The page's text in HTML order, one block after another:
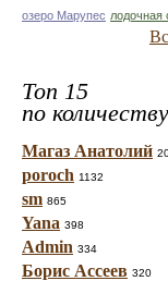
озеро Марупес лодочная
Топ 15
по
Магаз Анатолий
poroch 1132
sm 865
Yana 398
Admin 334
Борис Ассеев 320